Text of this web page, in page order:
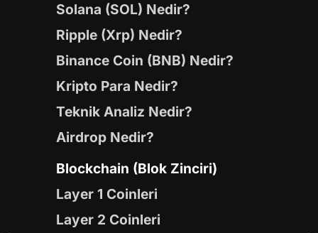
Solana (SOL) Nedir?
Ripple (Xrp) Nedir?
Binance Coin (BNB) Nedir?
Kripto Para Nedir?
Teknik Analiz Nedir?
Airdrop Nedir?
Blockchain (Blok Zinciri)
Layer 1 Coinleri
Layer 2 Coinleri